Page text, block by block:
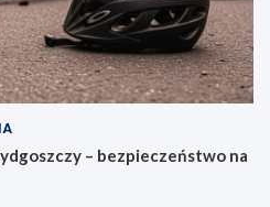
– bezpieczeństwo na